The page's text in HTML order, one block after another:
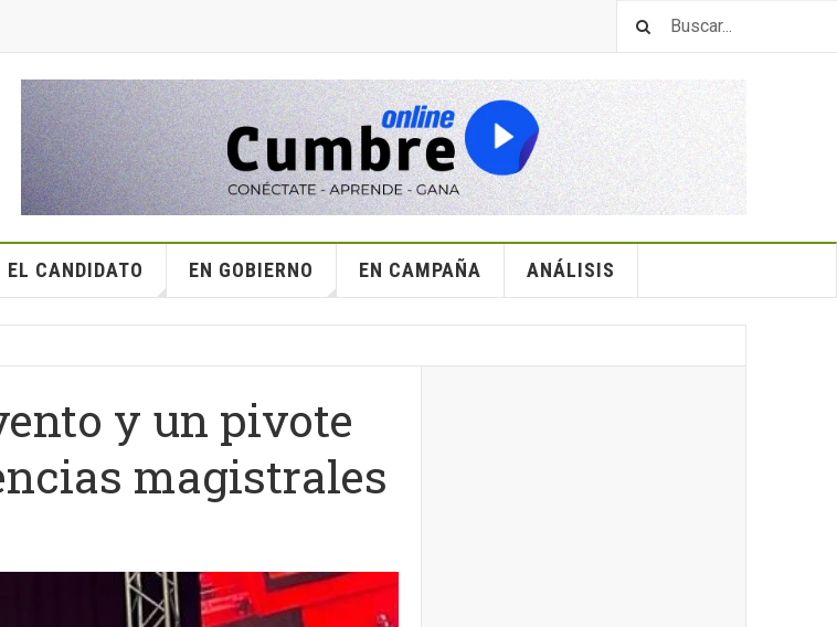
EL CANDIDATO EN GOBIERNO EN CAMPAÑA ANÁLISIS
y un pivote
magistrales